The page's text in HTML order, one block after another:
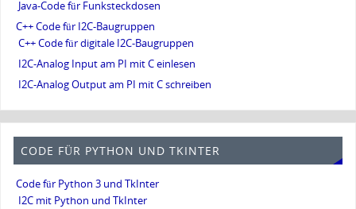
Java-Code für Funksteckdosen
C++ Code für I2C-Baugruppen
C++ Code für digitale I2C-Baugruppen
I2C-Analog Input am PI mit C einlesen
I2C-Analog Output am PI mit C schreiben
CODE FÜR PYTHON UND TKINTER
Code für Python 3 und TkInter
I2C mit Python und TkInter